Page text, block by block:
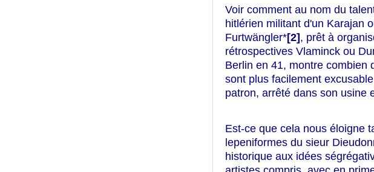
Voir comment au nom du
hitlérien militant d'un Karajan
Furtwängler*[2], prêt à
rétrospectives Vlaminck ou
Berlin en 41, montre combien
sont plus facilement
patron, arrêté dans son usine
Est-ce que cela nous éloigne
lepeniformes du sieur
historique aux idées